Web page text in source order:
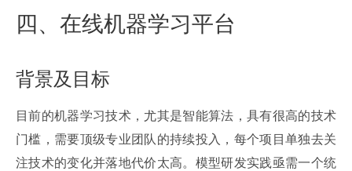
四、在线机器学习平台
背景及目标
目前的机器学习技术，尤其是智能算法，具有很高的技术
门槛，需要顶级专业团队的持续投入，每个项目单独去关
注技术的变化并落地代价太高。模型研发实践亟需一个统